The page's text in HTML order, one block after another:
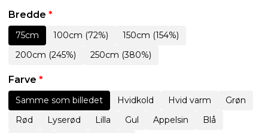
Bredde *
75cm 100cm (72%)
150cm (154%)
200cm (245%)
250cm (380%)
Farve *
Samme som billedet Hvidkold Hvid varm
Grøn
Rød
Lyserød Lilla Gul Appelsin
Blå